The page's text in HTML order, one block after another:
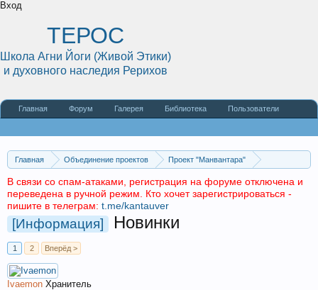
Вход
Главная Объединение проектов
Проект "Манвантара"
В связи со спам-атаками, регистрация на форуме отключена и
переведена в ручной режим. Кто хочет зарегистрироваться -
пишите в телеграм: t.me/kantauver
[Информация] Новинки
1 2 Вперёд >
Ivaemon Хранитель
ТЕРОС
Школа Агни Йоги (Живой Этики)
и духовного наследия Рерихов
Главная Форум Галерея Библиотека Пользователи